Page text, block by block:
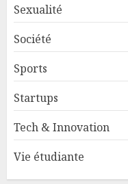
Sexualité
Société
Sports
Startups
Tech & Innovation
Vie étudiante